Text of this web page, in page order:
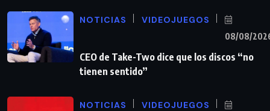
NOTICIAS VIDEOJUEGOS
08/08/
CEO de Take-Two dice que los discos “no
tienen sentido”
NOTICIAS VIDEOJUEGOS